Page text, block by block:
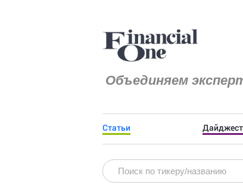
Объединяем
Статьи